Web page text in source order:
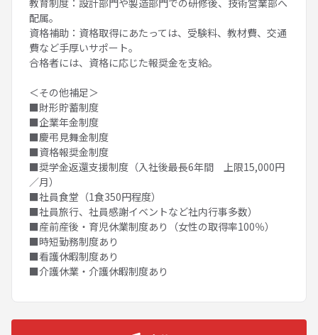
教育制度：設計部門や製造部門での研修後、技術営業部へ
配属。
資格補助：資格取得にあたっては、受験料、教材費、交通
費など手厚いサポート。
合格者には、資格に応じた報奨金を支給。
＜その他補足＞
■財形貯蓄制度
■企業年金制度
■慶弔見舞金制度
■資格報奨金制度
■奨学金返還支援制度（入社後最長6年間 上限15,000円
／月）
■社員食堂（1食350円程度）
■社員旅行、社員感謝イベントなど社内行事多数）
■産前産後・育児休業制度あり（女性の取得率100％）
■時短勤務制度あり
■看護休暇制度あり
■介護休業・介護休暇制度あり